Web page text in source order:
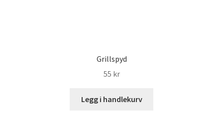
Grillspyd
55 kr
Legg i handlekurv